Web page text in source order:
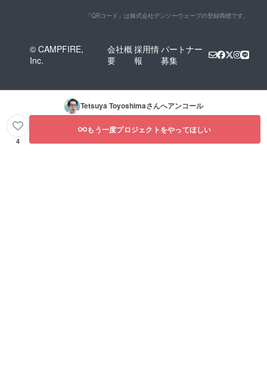
「QRコード」は株式会社デンソーウェーブの登録商標です。
© CAMPFIRE,
Inc.
会社概
要
採用情
報
パートナー
募集
Tetsuya Toyoshimaさんへアンコール
4
もう一度プロジェクトをやってほしい